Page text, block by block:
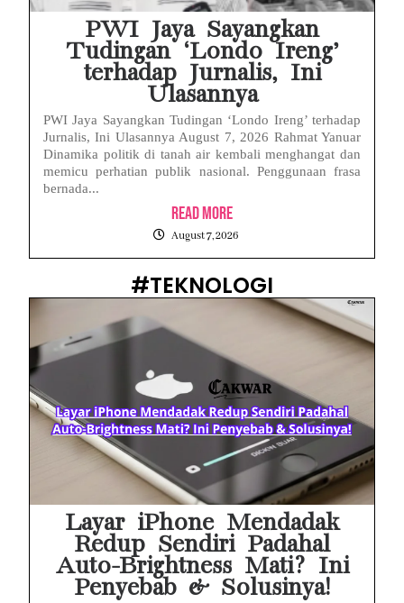
PWI Jaya Sayangkan
Tudingan ‘Londo Ireng’
terhadap Jurnalis, Ini
Ulasannya
PWI Jaya Sayangkan Tudingan ‘Londo Ireng’ terhadap
Jurnalis, Ini Ulasannya August 7, 2026 Rahmat Yanuar
Dinamika politik di tanah air kembali menghangat dan
memicu perhatian publik nasional. Penggunaan frasa
bernada...
Read More
August 7, 2026
#TEKNOLOGI
Layar iPhone Mendadak
Redup Sendiri Padahal
Auto-Brightness Mati? Ini
Penyebab & Solusinya!